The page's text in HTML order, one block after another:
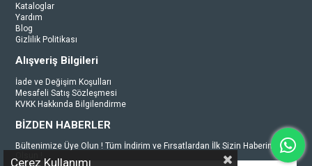
Kataloglar
Yardım
Blog
Gizlilik Politikası
Alışveriş Bilgileri
İade ve Değişim Koşulları
Mesafeli Satış Sözleşmesi
KVKK Hakkında Bilgilendirme
BİZDEN HABERLER
Bültenimize Üye Olun ! Tüm İndirim ve Fırsatlardan İlk Sizin Haberiniz
Çerez Kullanımı